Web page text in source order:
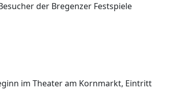
der Bregenzer Festspiele
im Theater am Kornmarkt, Eintritt